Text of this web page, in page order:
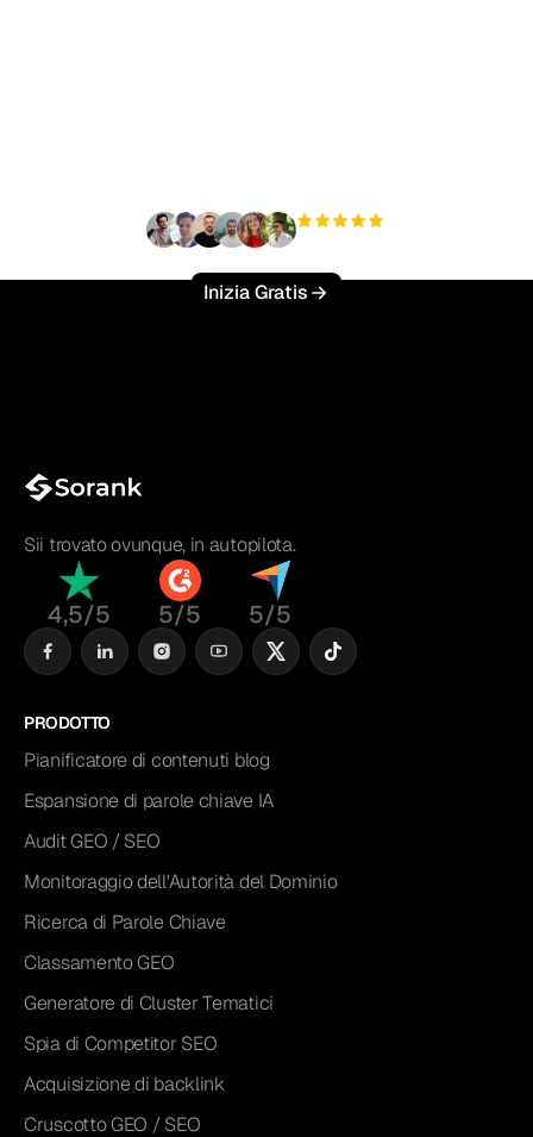
Inizia Gratis
Sii trovato ovunque, in autopilota.
4,5/5 5/5 5/5
PRODOTTO
Pianificatore di contenuti blog
Espansione di parole chiave IA
Audit GEO / SEO
Monitoraggio dell'Autorità del Dominio
Ricerca di Parole Chiave
Classamento GEO
Generatore di Cluster Tematici
Spia di Competitor SEO
Acquisizione di backlink
Cruscotto GEO / SEO